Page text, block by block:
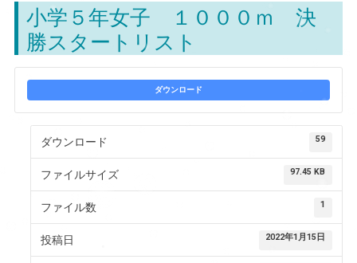
小学５年女子 １０００ｍ 決
勝スタートリスト
ダウンロード
ダウンロード 59
ファイルサイズ 97.45 KB
ファイル数 1
投稿日 2022年1月15日